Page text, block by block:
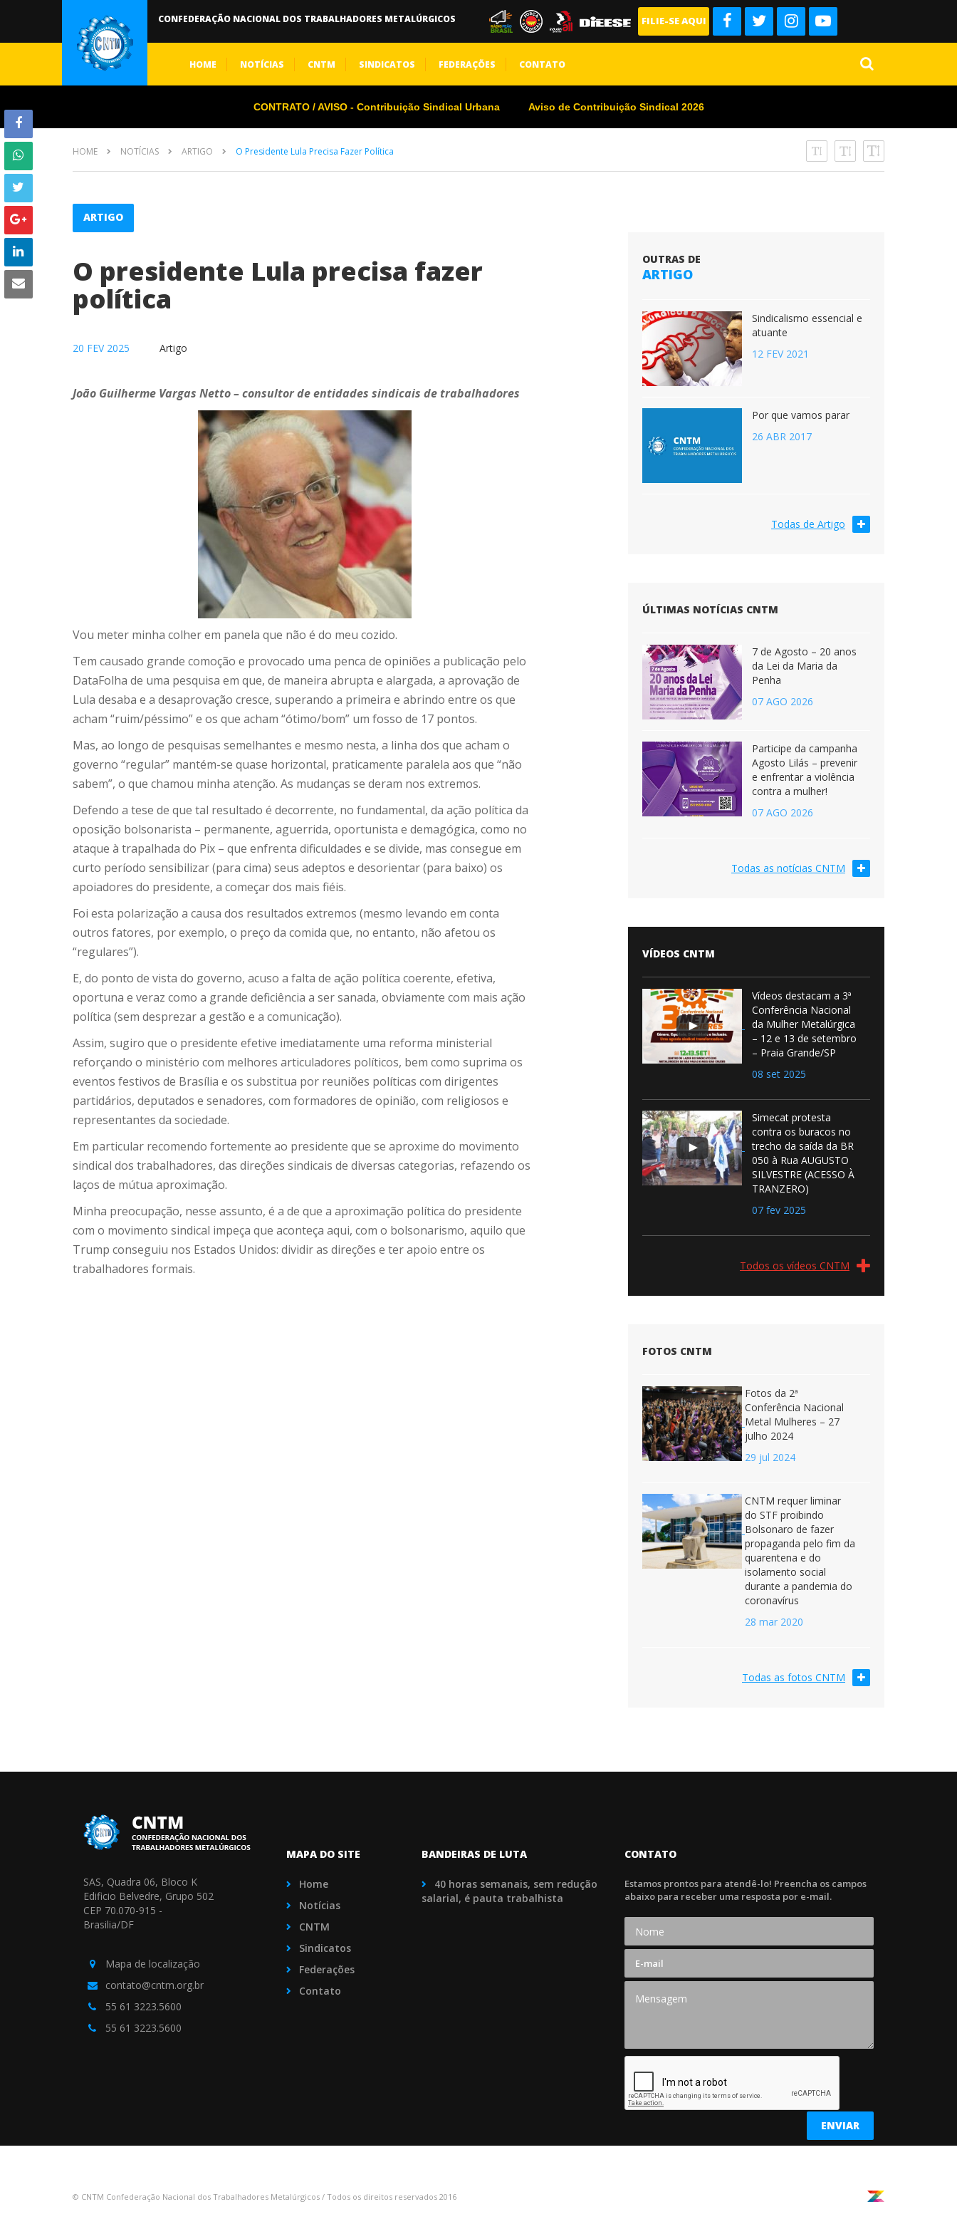
CONFEDERAÇÃO NACIONAL DOS TRABALHADORES METALÚRGICOS FILIE-SE AQUI
HOME NOTÍCIAS CNTM SINDICATOS FEDERAÇÕES CONTATO
CONTRATO / AVISO - Contribuição Sindical Urbana Aviso de Contribuição Sindical 2026
HOME NOTÍCIAS ARTIGO O Presidente Lula Precisa Fazer Política
ARTIGO
O presidente Lula precisa fazer
política
20 FEV 2025 Artigo
João Guilherme Vargas Netto – consultor de entidades sindicais de trabalhadores
Vou meter minha colher em panela que não é do meu cozido.
Tem causado grande comoção e provocado uma penca de opiniões a publicação pelo
DataFolha de uma pesquisa em que, de maneira abrupta e alargada, a aprovação de
Lula desaba e a desaprovação cresce, superando a primeira e abrindo entre os que
acham “ruim/péssimo” e os que acham “ótimo/bom” um fosso de 17 pontos.
Mas, ao longo de pesquisas semelhantes e mesmo nesta, a linha dos que acham o
governo “regular” mantém-se quase horizontal, praticamente paralela aos que “não
sabem”, o que chamou minha atenção. As mudanças se deram nos extremos.
Defendo a tese de que tal resultado é decorrente, no fundamental, da ação política da
oposição bolsonarista – permanente, aguerrida, oportunista e demagógica, como no
ataque à trapalhada do Pix – que enfrenta dificuldades e se divide, mas consegue em
curto período sensibilizar (para cima) seus adeptos e desorientar (para baixo) os
apoiadores do presidente, a começar dos mais fiéis.
Foi esta polarização a causa dos resultados extremos (mesmo levando em conta
outros fatores, por exemplo, o preço da comida que, no entanto, não afetou os
“regulares”).
E, do ponto de vista do governo, acuso a falta de ação política coerente, efetiva,
oportuna e veraz como a grande deficiência a ser sanada, obviamente com mais ação
política (sem desprezar a gestão e a comunicação).
Assim, sugiro que o presidente efetive imediatamente uma reforma ministerial
reforçando o ministério com melhores articuladores políticos, bem como suprima os
eventos festivos de Brasília e os substitua por reuniões políticas com dirigentes
partidários, deputados e senadores, com formadores de opinião, com religiosos e
representantes da sociedade.
Em particular recomendo fortemente ao presidente que se aproxime do movimento
sindical dos trabalhadores, das direções sindicais de diversas categorias, refazendo os
laços de mútua aproximação.
Minha preocupação, nesse assunto, é a de que a aproximação política do presidente
com o movimento sindical impeça que aconteça aqui, com o bolsonarismo, aquilo que
Trump conseguiu nos Estados Unidos: dividir as direções e ter apoio entre os
trabalhadores formais.
OUTRAS DE
ARTIGO
Sindicalismo essencial e
atuante
12 FEV 2021
Por que vamos parar
26 ABR 2017
Todas de Artigo
ÚLTIMAS NOTÍCIAS CNTM
7 de Agosto – 20 anos
da Lei da Maria da
Penha
07 AGO 2026
Participe da campanha
Agosto Lilás – prevenir
e enfrentar a violência
contra a mulher!
07 AGO 2026
Todas as notícias CNTM
VÍDEOS CNTM
Vídeos destacam a 3ª
Conferência Nacional
da Mulher Metalúrgica
– 12 e 13 de setembro
– Praia Grande/SP
08 set 2025
Simecat protesta
contra os buracos no
trecho da saída da BR
050 à Rua AUGUSTO
SILVESTRE (ACESSO À
TRANZERO)
07 fev 2025
Todos os vídeos CNTM
FOTOS CNTM
Fotos da 2ª
Conferência Nacional
Metal Mulheres – 27
julho 2024
29 jul 2024
CNTM requer liminar
do STF proibindo
Bolsonaro de fazer
propaganda pelo fim da
quarentena e do
isolamento social
durante a pandemia do
coronavírus
28 mar 2020
Todas as fotos CNTM
SAS, Quadra 06, Bloco K
Edificio Belvedre, Grupo 502
CEP 70.070-915 -
Brasilia/DF
Mapa de localização
contato@cntm.org.br
55 61 3223.5600
55 61 3223.5600
MAPA DO SITE
Home
Notícias
CNTM
Sindicatos
Federações
Contato
BANDEIRAS DE LUTA
40 horas semanais, sem redução
salarial, é pauta trabalhista
CONTATO
Estamos prontos para atendê-lo! Preencha os campos
abaixo para receber uma resposta por e-mail.
© CNTM Confederação Nacional dos Trabalhadores Metalúrgicos / Todos os direitos reservados 2016